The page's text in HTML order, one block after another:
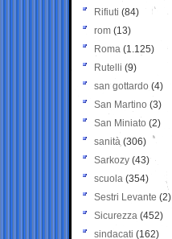
Rifiuti (84)
rom (13)
Roma (1.125)
Rutelli (9)
san gottardo (4)
San Martino (3)
San Miniato (2)
sanità (306)
Sarkozy (43)
scuola (354)
Sestri Levante (2)
Sicurezza (452)
sindacati (162)